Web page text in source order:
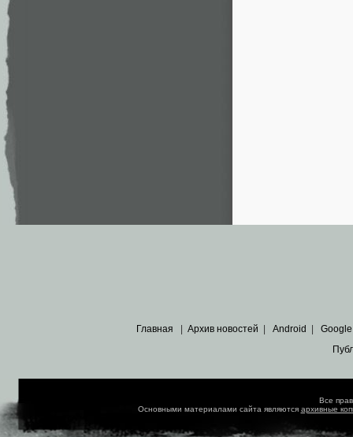
Главная Архив новостей Android Google
Все
Основными материалами сайта являются архивные